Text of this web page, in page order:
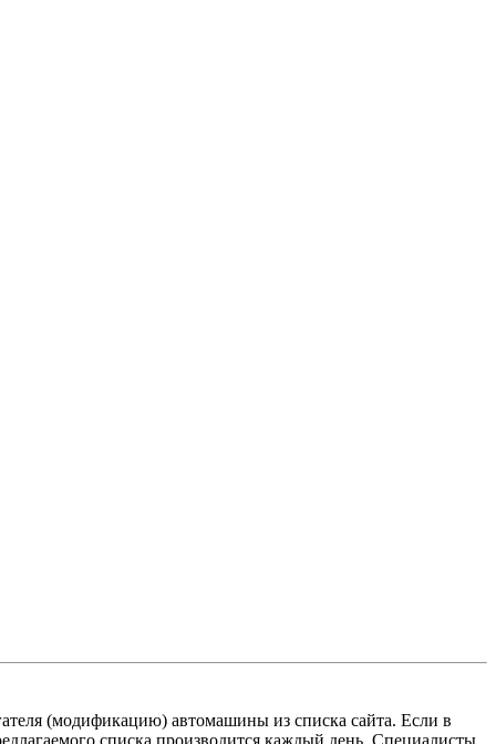
(модификацию) автомашины из списка сайта. Если в
списка производится каждый день. Специалисты